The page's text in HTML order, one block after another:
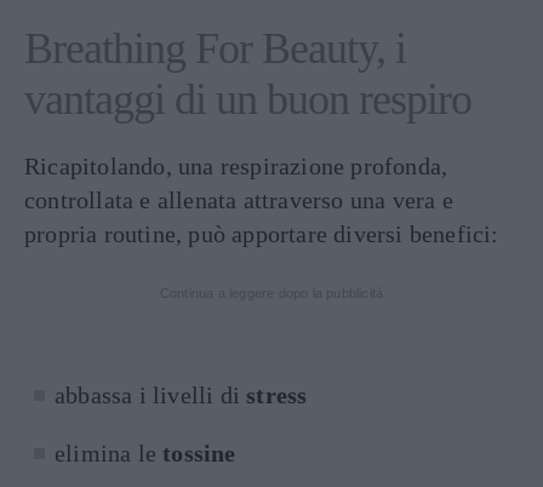
Breathing For Beauty, i
vantaggi di un buon respiro
Ricapitolando, una respirazione profonda,
controllata e allenata attraverso una vera e
propria routine, può apportare diversi benefici:
abbassa i livelli di stress
elimina letossine